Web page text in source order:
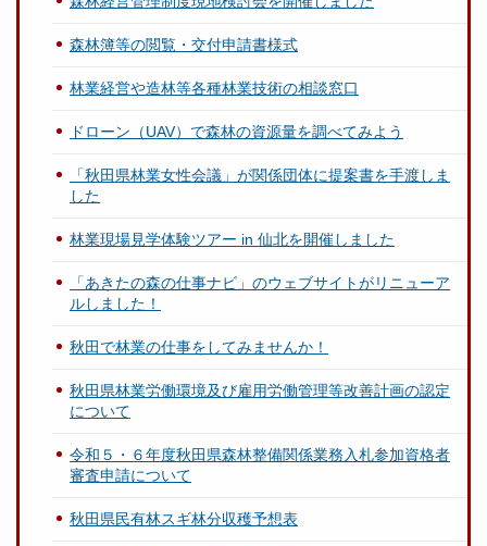
森林簿等の閲覧・交付申請書様式
林業経営や造林等各種林業技術の相談窓口
ドローン（UAV）で森林の資源量を調べてみよう
「秋田県林業女性会議」が関係団体に提案書を手渡しま
した
林業現場見学体験ツアー in 仙北を開催しました
「あきたの森の仕事ナビ」のウェブサイトがリニューア
ルしました！
秋田で林業の仕事をしてみませんか！
秋田県林業労働環境及び雇用労働管理等改善計画の認定
について
令和５・６年度秋田県森林整備関係業務入札参加資格者
審査申請について
秋田県民有林スギ林分収穫予想表